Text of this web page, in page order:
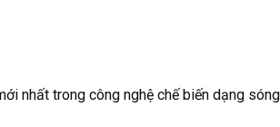
nhất trong công nghệ chế biến dạng